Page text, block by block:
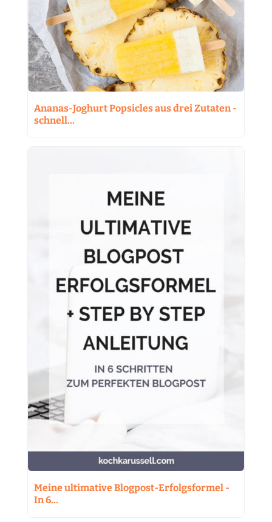
Ananas-Joghurt Popsicles aus drei Zutaten -
schnell…
Meine ultimative Blogpost-Erfolgsformel -
In 6…